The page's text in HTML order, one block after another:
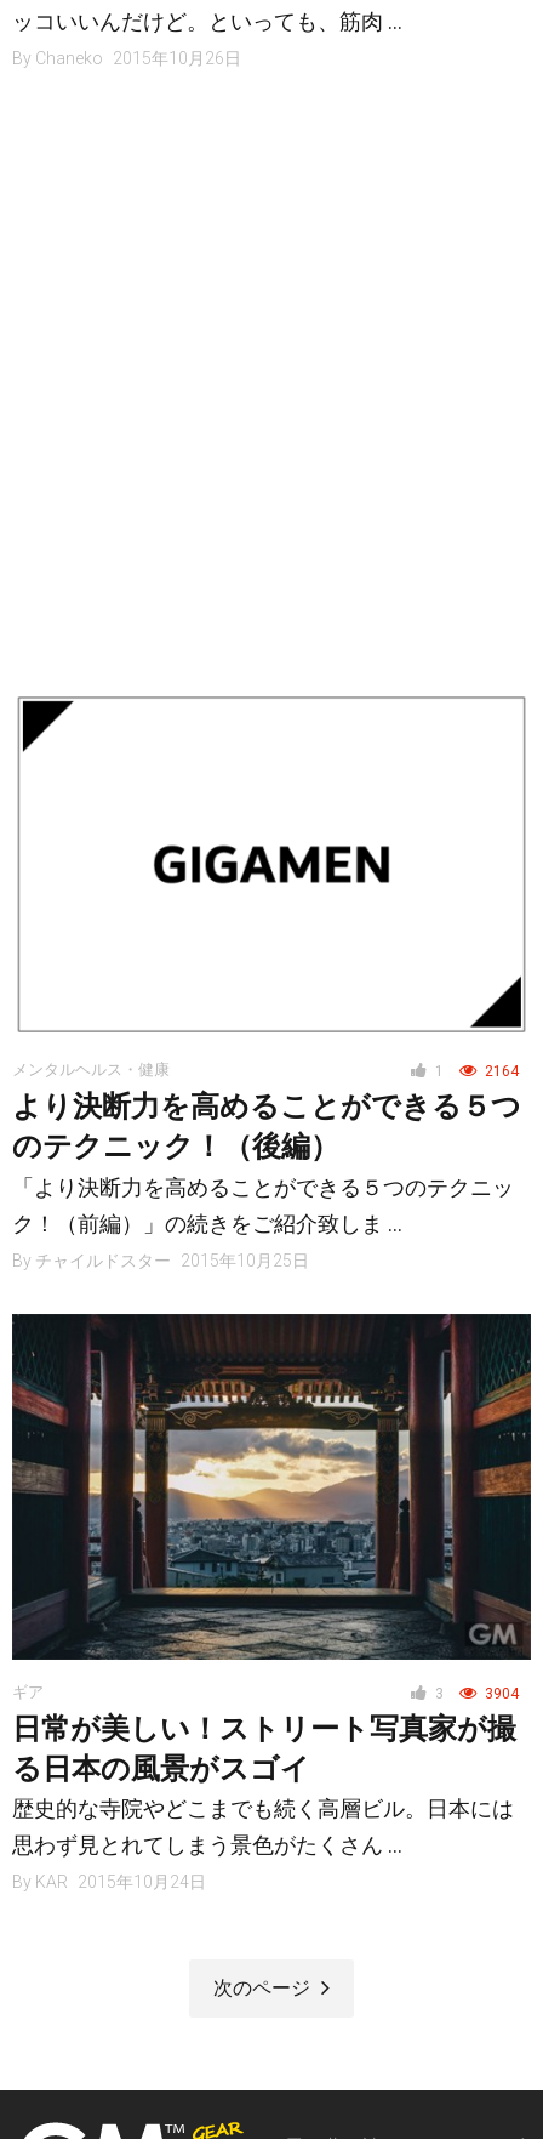
ッコいいんだけど。といっても、筋肉 …
By Chaneko 2015年10月26日
1 2164
メンタルヘルス・健康
より決断力を高めることができる５つ
のテクニック！（後編）
「より決断力を高めることができる５つのテクニッ
ク！（前編）」の続きをご紹介致しま …
By チャイルドスター 2015年10月25日
3 3904
ギア
日常が美しい！ストリート写真家が撮
る日本の風景がスゴイ
歴史的な寺院やどこまでも続く高層ビル。日本には
思わず見とれてしまう景色がたくさん …
By KAR 2015年10月24日
次のページ